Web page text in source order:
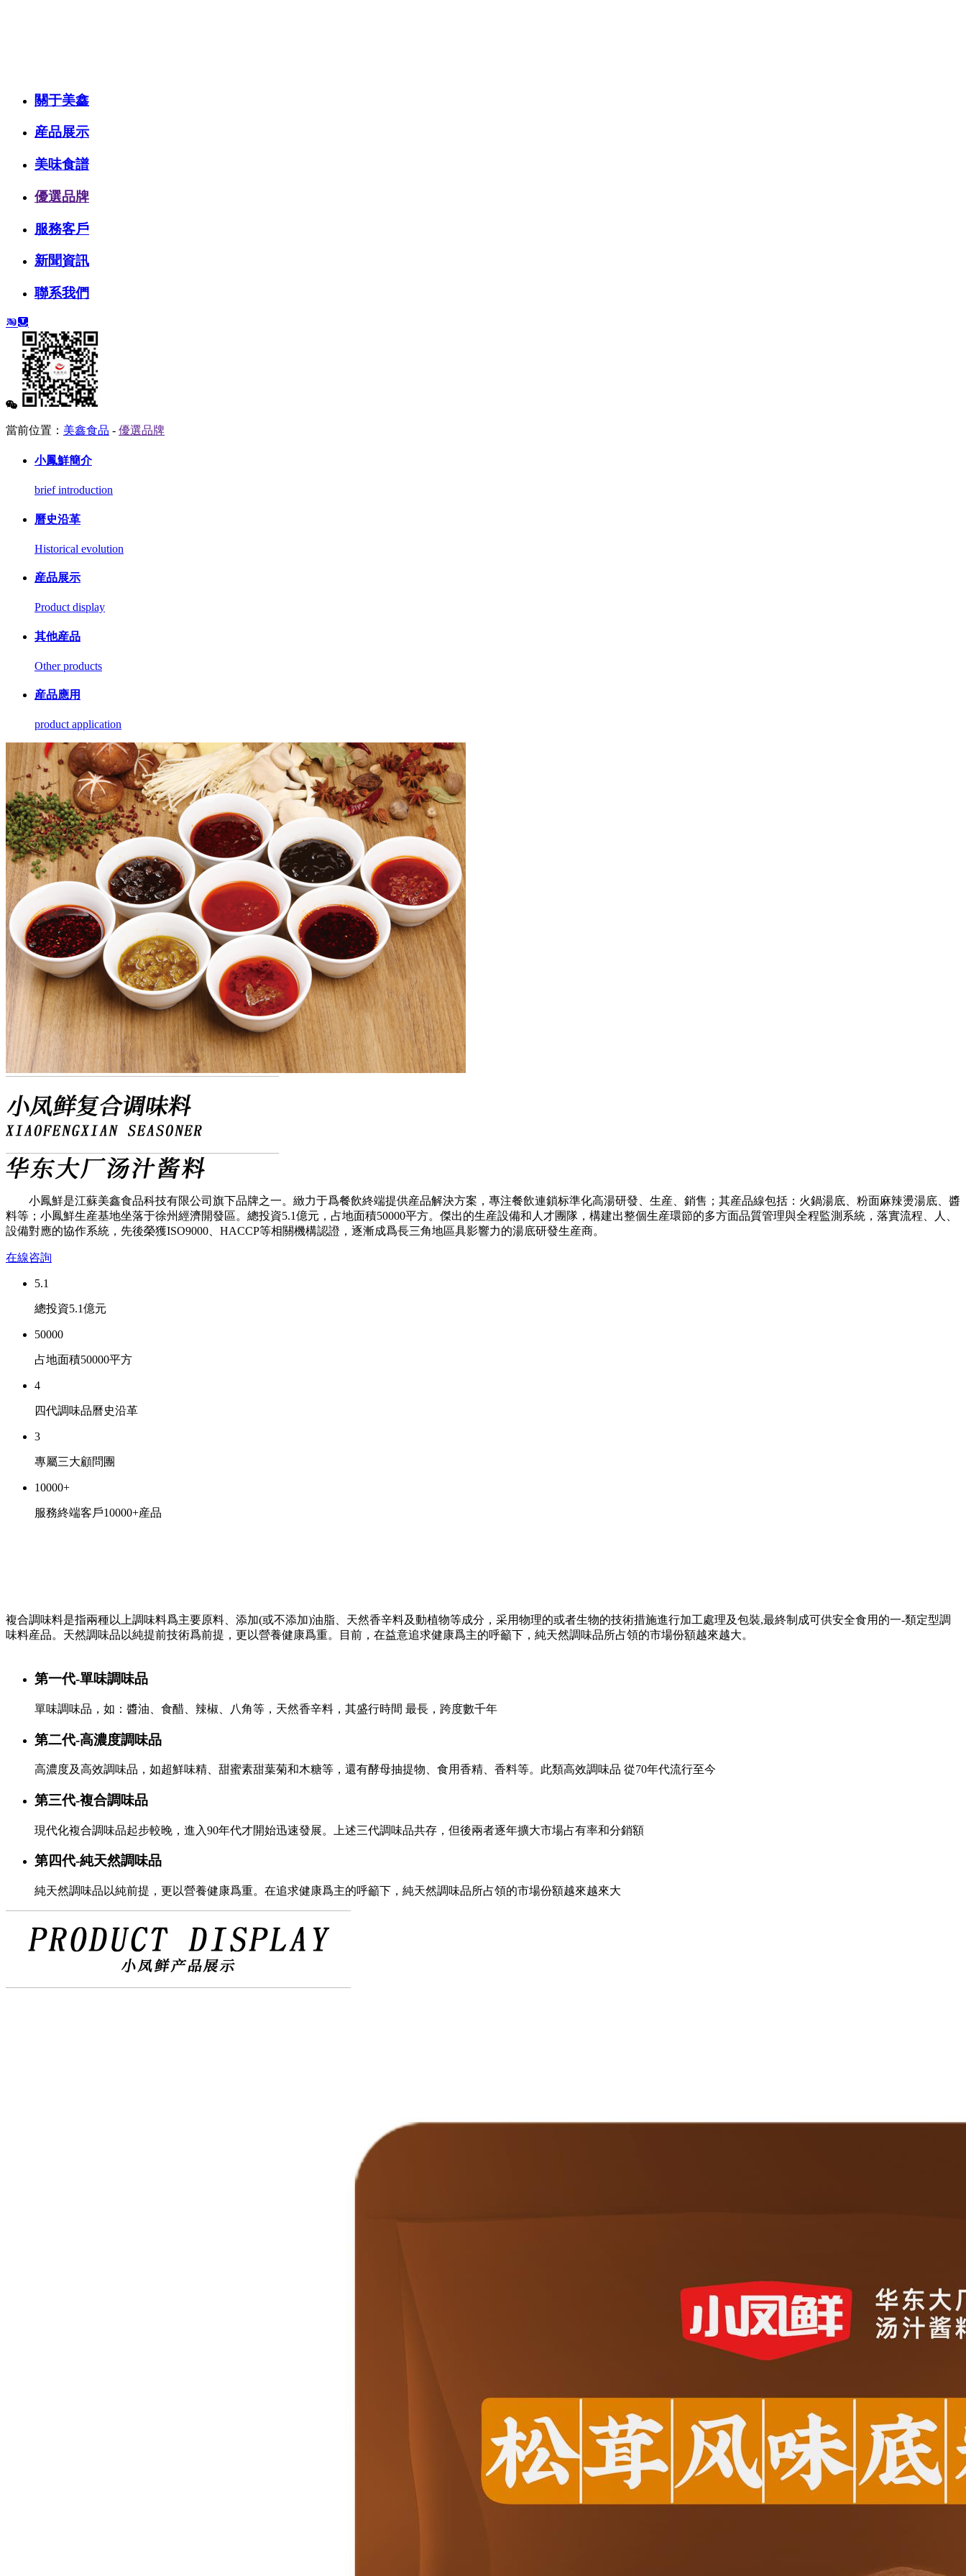
關于美鑫
産品展示
美味食譜
優選品牌
服務客戶
新聞資訊
聯系我們
當前位置： 美鑫食品 - 優選品牌
小鳳鮮簡介
brief introduction
曆史沿革
Historical evolution
産品展示
Product display
其他産品
Other products
産品應用
product application
小鳳鮮是江蘇美鑫食品科技有限公司旗下品牌之一。緻力于爲餐飲終端提供産品解決方案，專注餐飲連鎖标準化高湯研發、生産、銷售；其産品線包括：火鍋湯底、粉面麻辣燙湯底、醬
料等；小鳳鮮生産基地坐落于徐州經濟開發區。總投資5.1億元，占地面積50000平方。傑出的生産設備和人才團隊，構建出整個生産環節的多方面品質管理與全程監測系統，落實流程、人、
設備對應的協作系統，先後榮獲ISO9000、HACCP等相關機構認證，逐漸成爲長三角地區具影響力的湯底研發生産商。
在線咨詢
5.1
總投資5.1億元
50000
占地面積50000平方
4
四代調味品曆史沿革
3
專屬三大顧問團
10000+
服務終端客戶10000+産品
複合調味料是指兩種以上調味料爲主要原料、添加(或不添加)油脂、天然香辛料及動植物等成分，采用物理的或者生物的技術措施進行加工處理及包裝,最終制成可供安全食用的一-類定型調
味料産品。天然調味品以純提前技術爲前提，更以營養健康爲重。目前，在益意追求健康爲主的呼籲下，純天然調味品所占領的市場份額越來越大。
第一代-單味調味品
單味調味品，如：醬油、食醋、辣椒、八角等，天然香辛料，其盛行時間 最長，跨度數千年
第二代-高濃度調味品
高濃度及高效調味品，如超鮮味精、甜蜜素甜葉菊和木糖等，還有酵母抽提物、食用香精、香料等。此類高效調味品 從70年代流行至今
第三代-複合調味品
現代化複合調味品起步較晚，進入90年代才開始迅速發展。上述三代調味品共存，但後兩者逐年擴大市場占有率和分銷額
第四代-純天然調味品
純天然調味品以純前提，更以營養健康爲重。在追求健康爲主的呼籲下，純天然調味品所占領的市場份額越來越來大